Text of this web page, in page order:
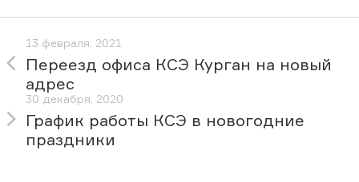
13 февраля, 2021
Переезд офиса КСЭ Курган на новый
адрес
30 декабря, 2020
График работы КСЭ в новогодние
праздники